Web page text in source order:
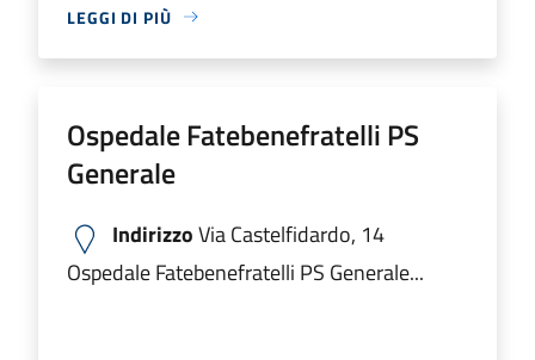
LEGGI DI PIÙ
Ospedale Fatebenefratelli PS
Generale
IndirizzoVia Castelfidardo, 14
Ospedale Fatebenefratelli PS Generale...